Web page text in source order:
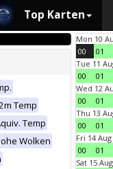
Top Karten
Temp
Temp
Wolken
Mon 10
00
01
Tue 11
00
01
Wed 12
00
01
Thu 13
00
01
Fri 14
00
01
Sat 15